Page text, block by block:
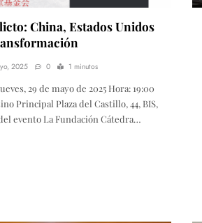
China, Estados Unidos
2025 0 1 minutos
29 de mayo de 2025 Hora: 19:00
Principal Plaza del Castillo, 44, BIS,
evento La Fundación Cátedra…